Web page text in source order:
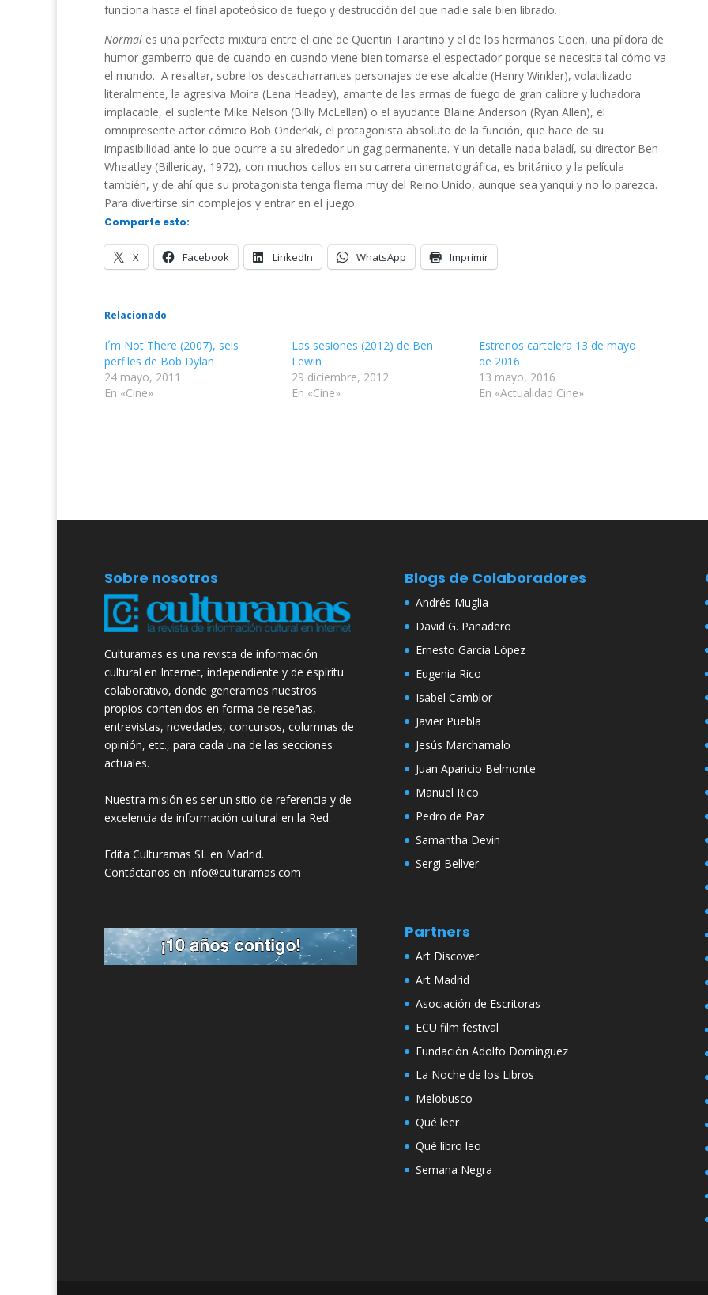
funciona hasta el final apoteósico de fuego y destrucción del que nadie sale bien librado.
Normal es una perfecta mixtura entre el cine de Quentin Tarantino y el de los hermanos Coen, una píldora de
humor gamberro que de cuando en cuando viene bien tomarse el espectador porque se necesita tal cómo va
el mundo. A resaltar, sobre los descacharrantes personajes de ese alcalde (Henry Winkler), volatilizado
literalmente, la agresiva Moira (Lena Headey), amante de las armas de fuego de gran calibre y luchadora
implacable, el suplente Mike Nelson (Billy McLellan) o el ayudante Blaine Anderson (Ryan Allen), el
omnipresente actor cómico Bob Onderkik, el protagonista absoluto de la función, que hace de su
impasibilidad ante lo que ocurre a su alrededor un gag permanente. Y un detalle nada baladí, su director Ben
Wheatley (Billericay, 1972), con muchos callos en su carrera cinematográfica, es británico y la película
también, y de ahí que su protagonista tenga flema muy del Reino Unido, aunque sea yanqui y no lo parezca.
Para divertirse sin complejos y entrar en el juego.
Comparte esto:
X Facebook LinkedIn WhatsApp Imprimir
Relacionado
I´m Not There (2007), seis
perfiles de Bob Dylan
24 mayo, 2011
En «Cine»
Las sesiones (2012) de Ben
Lewin
29 diciembre, 2012
En «Cine»
Estrenos cartelera 13 de mayo
de 2016
13 mayo, 2016
En «Actualidad Cine»
Sobre nosotros
Culturamas es una revista de información
cultural en Internet, independiente y de espíritu
colaborativo, donde generamos nuestros
propios contenidos en forma de reseñas,
entrevistas, novedades, concursos, columnas de
opinión, etc., para cada una de las secciones
actuales.
Nuestra misión es ser un sitio de referencia y de
excelencia de información cultural en la Red.
Edita Culturamas SL en Madrid.
Contáctanos en info@culturamas.com
Blogs de Colaboradores
Andrés Muglia
David G. Panadero
Ernesto García López
Eugenia Rico
Isabel Camblor
Javier Puebla
Jesús Marchamalo
Juan Aparicio Belmonte
Manuel Rico
Pedro de Paz
Samantha Devin
Sergi Bellver
Partners
Art Discover
Art Madrid
Asociación de Escritoras
ECU film festival
Fundación Adolfo Domínguez
La Noche de los Libros
Melobusco
Qué leer
Qué libro leo
Semana Negra